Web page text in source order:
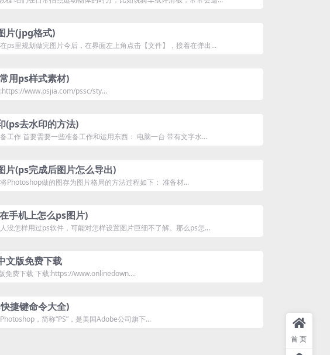
片(jpg格式)
ps里规划做完图片今后，在界面左上角点击【文件】，接着在弹出...
用ps样式素材)
www.psjia.com/pssc/sty...
(ps去水印的方法)
工作 首要需要一些准备工作和运用东西： 电脑一台 带有文字水...
片(ps完成后图片怎么导出)
Photoshop做的图存为图片格局的方法过程如下： 准备材...
手机上怎么ps图片)
没怎样用过ps软件，可能对怎样设置图片巨细不了解。那么ps怎...
文版免费下载
免费下载 下载:https://www.onlinedown....
捷键命令大全)
，简称“PS”，是美国Adobe公司旗下...
首页